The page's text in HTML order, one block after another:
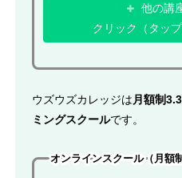
他の講
クリック（タッ
ウズウズカレッジは 月額制
ミングスクールです。
オンラインスクール（月額